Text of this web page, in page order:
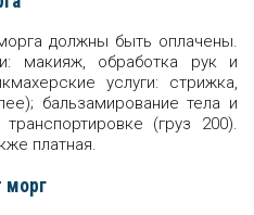
должны быть оплачены.
макияж, обработка рук и
услуги: стрижка,
бальзамирование тела и
(груз 200).
платная.
морг